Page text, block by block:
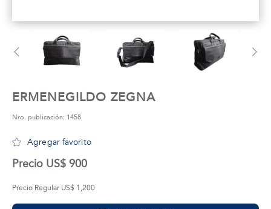
ERMENEGILDO ZEGNA
Nro. publicación: 1458
Agregar favorito
Precio US$ 900
Precio Regular US$ 1,200